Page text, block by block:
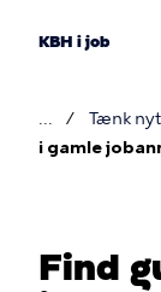
KBH i job
Tænk
i gamle
Find